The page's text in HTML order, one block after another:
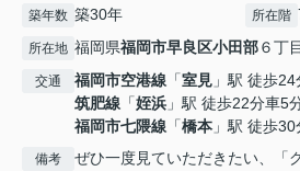
築年数 築30年 所在階
所在地 福岡県福岡市早良区小田部６丁
交通 福岡市空港線 「室見 」駅 徒歩
筑肥線 「姪浜 」駅 徒歩22分車5
福岡市七隈線 「橋本 」駅 徒歩
備考
ぜひ一度見ていただきたい、「